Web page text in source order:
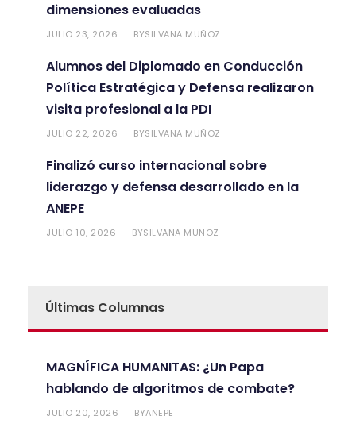
dimensiones evaluadas
JULIO 23, 2026 BYSILVANA MUÑOZ
Alumnos del Diplomado en Conducción
Política Estratégica y Defensa realizaron
visita profesional a la PDI
JULIO 22, 2026 BYSILVANA MUÑOZ
Finalizó curso internacional sobre
liderazgo y defensa desarrollado en la
ANEPE
JULIO 10, 2026 BYSILVANA MUÑOZ
Últimas Columnas
MAGNÍFICA HUMANITAS: ¿Un Papa
hablando de algoritmos de combate?
JULIO 20, 2026 BYANEPE